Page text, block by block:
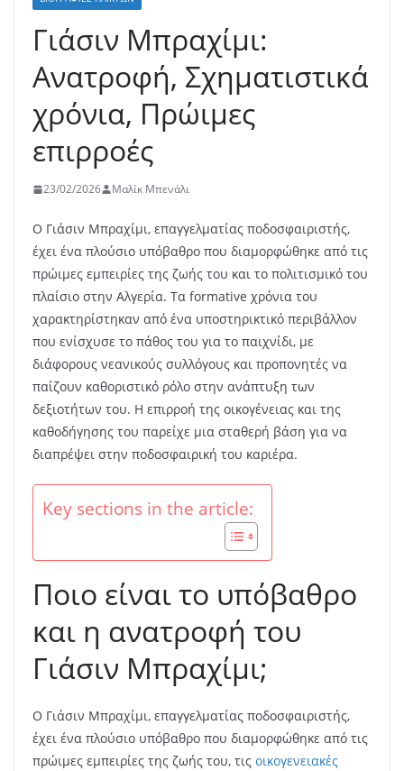
Γιάσιν Μπραχίμι:
Ανατροφή, Σχηματιστικά
χρόνια, Πρώιμες
επιρροές
23/02/2026 Μαλίκ Μπενάλι
Ο Γιάσιν Μπραχίμι, επαγγελματίας ποδοσφαιριστής,
έχει ένα πλούσιο υπόβαθρο που διαμορφώθηκε από τις
πρώιμες εμπειρίες της ζωής του και το πολιτισμικό του
πλαίσιο στην Αλγερία. Τα formative χρόνια του
χαρακτηρίστηκαν από ένα υποστηρικτικό περιβάλλον
που ενίσχυσε το πάθος του για το παιχνίδι, με
διάφορους νεανικούς συλλόγους και προπονητές να
παίζουν καθοριστικό ρόλο στην ανάπτυξη των
δεξιοτήτων του. Η επιρροή της οικογένειας και της
καθοδήγησης του παρείχε μια σταθερή βάση για να
διαπρέψει στην ποδοσφαιρική του καριέρα.
Key sections in the article:
Ποιο είναι το υπόβαθρο
και η ανατροφή του
Γιάσιν Μπραχίμι;
Ο Γιάσιν Μπραχίμι, επαγγελματίας ποδοσφαιριστής,
έχει ένα πλούσιο υπόβαθρο που διαμορφώθηκε από τις
πρώιμες εμπειρίες της ζωής του, τις οικογενειακές